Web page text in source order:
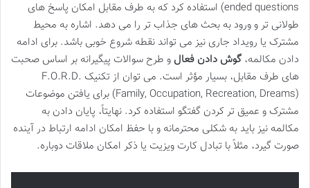
ended questions) استفاده کرد که به طرف مقابل امکان پاسخ های
طولانی تر و ورود به بحث های جذاب تر را می دهد. اشاره به محیط
مشترک یا رویداد جاری نیز می تواند نقطه شروع خوبی باشد. برای ادامه
دادن مکالمه، گوش دادن فعال و طرح سوالات پیگیرانه بر اساس صحبت
های طرف مقابل، بسیار مؤثر است. می توان از تکنیک F.O.R.D.
(Family, Occupation, Recreation, Dreams) برای یافتن موضوعات
مشترک و عمیق تر کردن گفتگو استفاده کرد. نهایتاً، پایان دادن به
مکالمه نیز باید به شکلی محترمانه و با حفظ امکان ادامه ارتباط در آینده
صورت گیرد، مثلاً با تبادل کارت ویزیت یا ذکر امکان ملاقات دوباره.